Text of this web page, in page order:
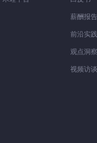
薪酬报告
前沿实践
观点洞察
视频访谈